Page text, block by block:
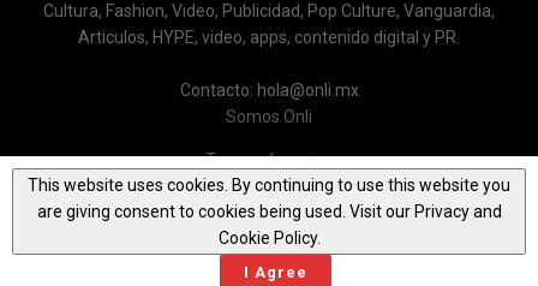
Cultura, Fashion, Video, Publicidad, Pop Culture, Vanguardia,
Articulos, HYPE, video, apps, contenido digital y PR.
Contacto: hola@onli.mx
Somos Onli
Terms of service
Privacy Policy
All Rights Reserved ONLI.MX
CPH AGENCY AMERICAS SA DE CV 2021
This website uses cookies. By continuing to use this website you
are giving consent to cookies being used. Visit our Privacy and
Cookie Policy.
I Agree